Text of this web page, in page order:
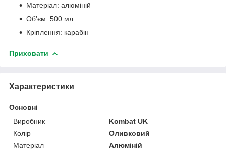
Матеріал: алюміній
Об’єм: 500 мл
Кріплення: карабін
Приховати
Характеристики
Основні
Виробник
Kombat UK
Колір
Оливковий
Матеріал
Алюміній